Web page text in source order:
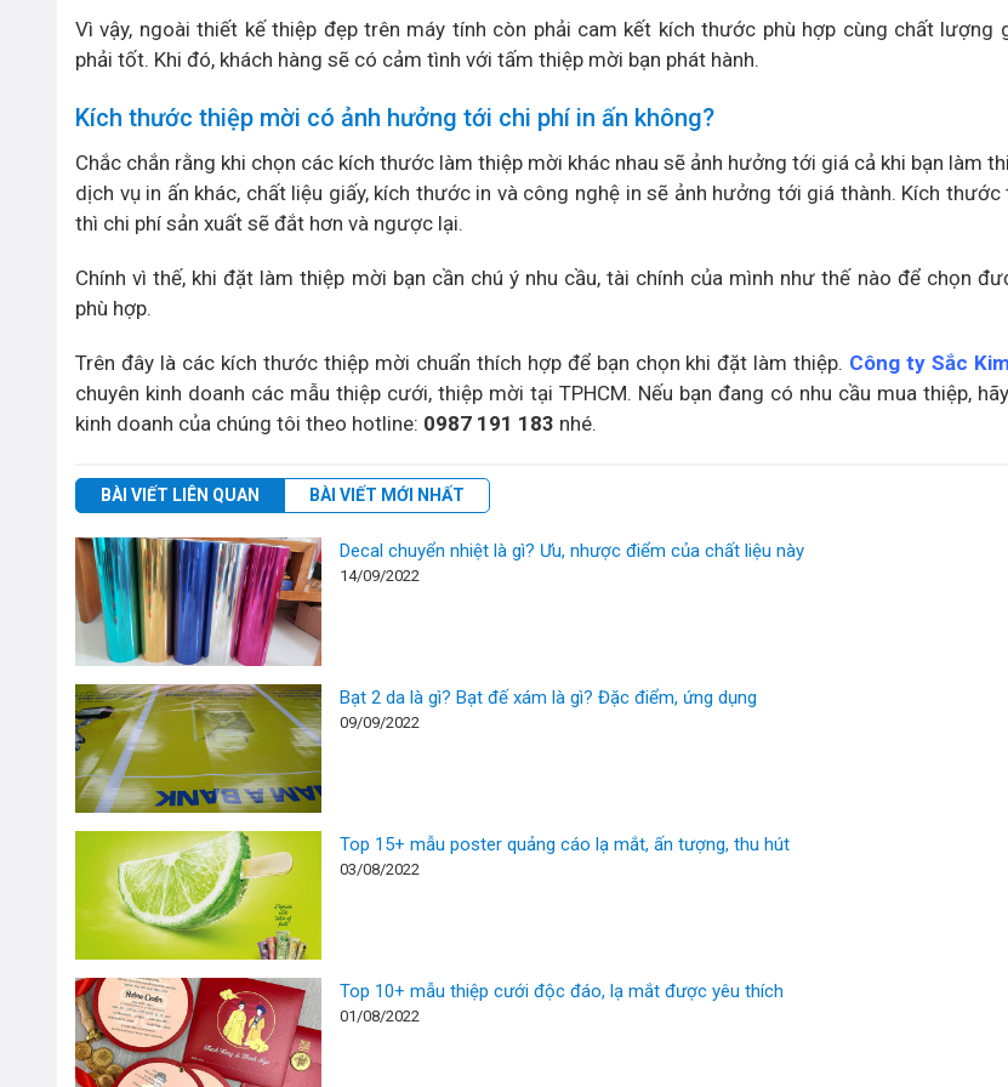
Vì vậy, ngoài thiết kế thiệp đẹp trên máy tính còn phải cam kết kích thước phù hợp cùng chất lượng
phải tốt. Khi đó, khách hàng sẽ có cảm tình với tấm thiệp mời bạn phát hành.
Kích thước thiệp mời có ảnh hưởng tới chi phí in ấn không?
Chắc chắn rằng khi chọn các kích thước làm thiệp mời khác nhau sẽ ảnh hưởng tới giá cả khi bạn làm
dịch vụ in ấn khác, chất liệu giấy, kích thước in và công nghệ in sẽ ảnh hưởng tới giá thành. Kích
thì chi phí sản xuất sẽ đắt hơn và ngược lại.
Chính vì thế, khi đặt làm thiệp mời bạn cần chú ý nhu cầu, tài chính của mình như thế nào để chọn
phù hợp.
Trên đây là các kích thước thiệp mời chuẩn thích hợp để bạn chọn khi đặt làm thiệp. Công ty Sắc Kim
chuyên kinh doanh các mẫu thiệp cưới, thiệp mời tại TPHCM. Nếu bạn đang có nhu cầu mua thiệp,
kinh doanh của chúng tôi theo hotline: 0987 191 183 nhé.
BÀI VIẾT LIÊN QUAN BÀI VIẾT MỚI NHẤT
Decal chuyển nhiệt là gì? Ưu, nhược điểm của chất liệu này
14/09/2022
Bạt 2 da là gì? Bạt đế xám là gì? Đặc điểm, ứng dụng
09/09/2022
Top 15+ mẫu poster quảng cáo lạ mắt, ấn tượng, thu hút
03/08/2022
Top 10+ mẫu thiệp cưới độc đáo, lạ mắt được yêu thích
01/08/2022